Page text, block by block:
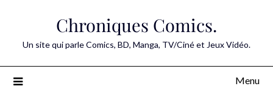
Chroniques Comics.
Un site qui parle Comics, BD, Manga, TV/Ciné et Jeux Vidéo.
Menu